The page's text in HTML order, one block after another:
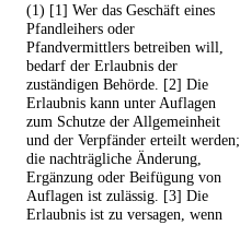
(1) [1] Wer das Geschäft eines
Pfandleihers oder
Pfandvermittlers betreiben will,
bedarf der Erlaubnis der
zuständigen Behörde. [2] Die
Erlaubnis kann unter Auflagen
zum Schutze der Allgemeinheit
und der Verpfänder erteilt werden;
die nachträgliche Änderung,
Ergänzung oder Beifügung von
Auflagen ist zulässig. [3] Die
Erlaubnis ist zu versagen, wenn